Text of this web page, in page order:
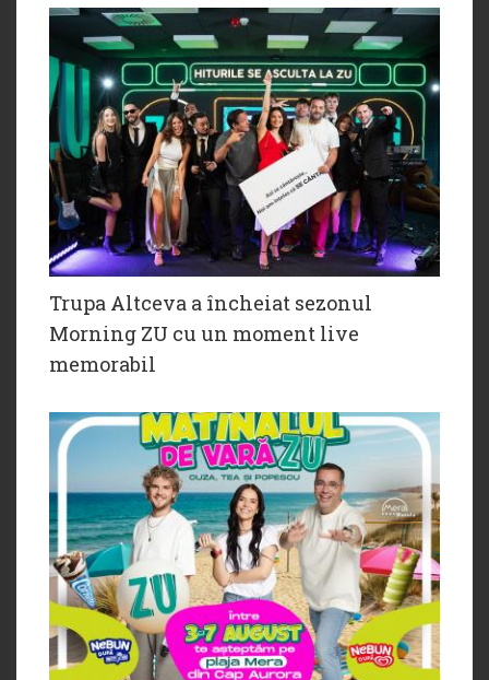
Trupa Altceva a încheiat sezonul
Morning ZU cu un moment live
memorabil